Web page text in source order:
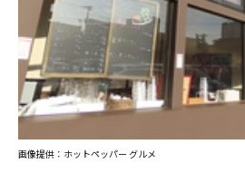
画像提供：ホットペッパー グルメ